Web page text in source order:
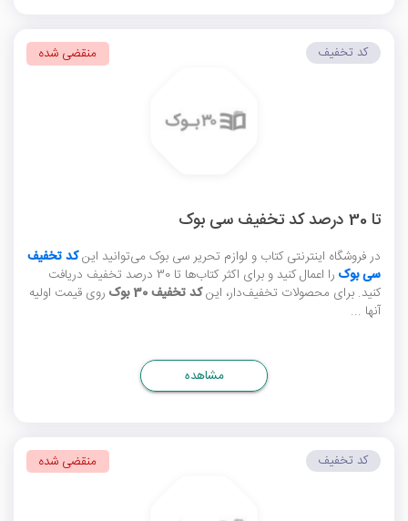
تا 30 درصد کد تخفیف سی بوک
در فروشگاه اینترنتی کتاب و لوازم تحریر سی بوک می‌توانید اینکد تخفیف
سی بوک
را اعمال کنید و برای اکثر کتاب‌ها تا 30 درصد تخفیف دریافت
کنید. برای محصولات تخفیف‌دار، اینکد تخفیف 30 بوک
روی قیمت اولیه
آنها ...
کد تخفیف منقضی شده
مشاهده
کد تخفیف منقضی شده